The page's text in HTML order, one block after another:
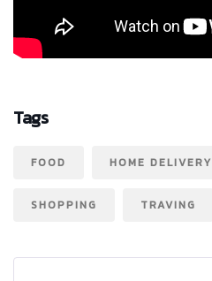
Tags
FOOD HOME DELIVERY
SHOPPING TRAVING